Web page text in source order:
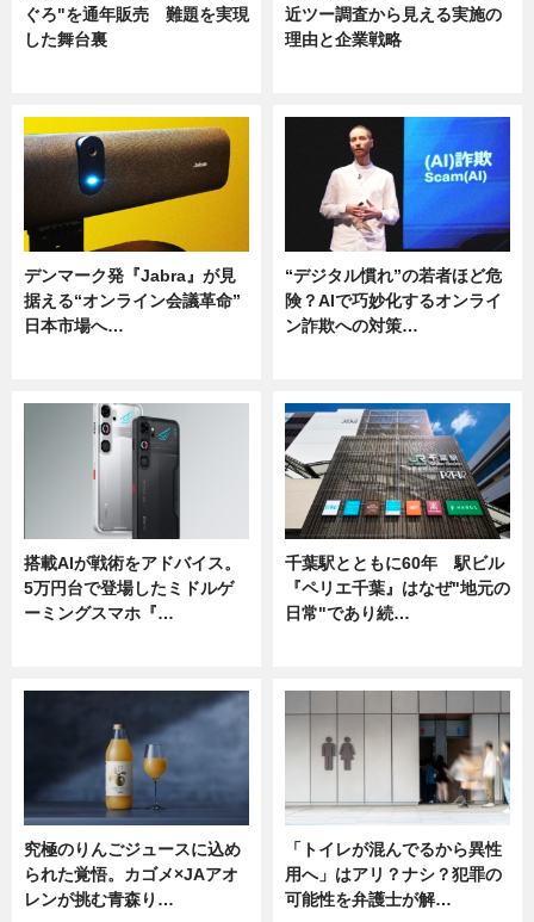
ぐろ"を通年販売 難題を実現
した舞台裏
近ツー調査から見える実施の
理由と企業戦略
デンマーク発『Jabra』が見
据える“オンライン会議革命”
日本市場へ…
“デジタル慣れ”の若者ほど危
険？AIで巧妙化するオンライ
ン詐欺への対策…
搭載AIが戦術をアドバイス。
5万円台で登場したミドルゲ
ーミングスマホ『…
千葉駅とともに60年 駅ビル
『ペリエ千葉』はなぜ"地元の
日常"であり続…
究極のりんごジュースに込め
られた覚悟。カゴメ×JAアオ
レンが挑む青森り…
「トイレが混んでるから異性
用へ」はアリ？ナシ？犯罪の
可能性を弁護士が解…